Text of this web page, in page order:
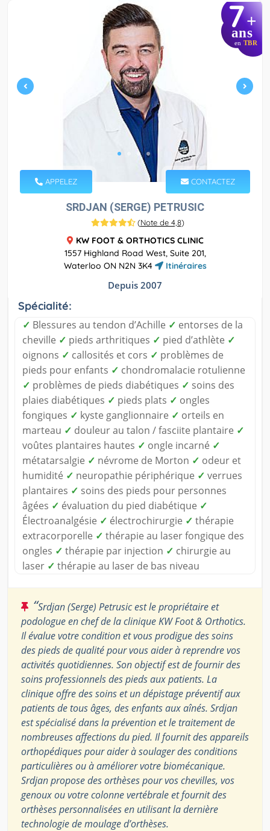
7+
ans
en TBR
APPELEZ CONTACTEZ
SRDJAN (SERGE) PETRUSIC
(Note de 4,8)
KW FOOT & ORTHOTICS CLINIC
1557 Highland Road West, Suite 201,
Waterloo ON N2N 3K4
Itinéraires
Depuis 2007
Spécialité:
✓ Blessures au tendon d’Achille ✓ entorses de la
cheville ✓ pieds arthritiques ✓ pied d’athlète ✓
oignons ✓ callosités et cors ✓ problèmes de
pieds pour enfants ✓ chondromalacie rotulienne
✓ problèmes de pieds diabétiques ✓ soins des
plaies diabétiques ✓ pieds plats ✓ ongles
fongiques ✓ kyste ganglionnaire ✓ orteils en
marteau ✓ douleur au talon / fasciite plantaire ✓
voûtes plantaires hautes ✓ ongle incarné ✓
métatarsalgie ✓ névrome de Morton ✓ odeur et
humidité ✓ neuropathie périphérique ✓ verrues
plantaires ✓ soins des pieds pour personnes
âgées ✓ évaluation du pied diabétique ✓
Électroanalgésie ✓ électrochirurgie ✓ thérapie
extracorporelle ✓ thérapie au laser fongique des
ongles ✓ thérapie par injection ✓ chirurgie au
laser ✓ thérapie au laser de bas niveau
“Srdjan (Serge) Petrusic est le propriétaire et
podologue en chef de la clinique KW Foot & Orthotics.
Il évalue votre condition et vous prodigue des soins
des pieds de qualité pour vous aider à reprendre vos
activités quotidiennes. Son objectif est de fournir des
soins professionnels des pieds aux patients. La
clinique offre des soins et un dépistage préventif aux
patients de tous âges, des enfants aux aînés. Srdjan
est spécialisé dans la prévention et le traitement de
nombreuses affections du pied. Il fournit des appareils
orthopédiques pour aider à soulager des conditions
particulières ou à améliorer votre biomécanique.
Srdjan propose des orthèses pour vos chevilles, vos
genoux ou votre colonne vertébrale et fournit des
orthèses personnalisées en utilisant la dernière
technologie de moulage d’orthèses.